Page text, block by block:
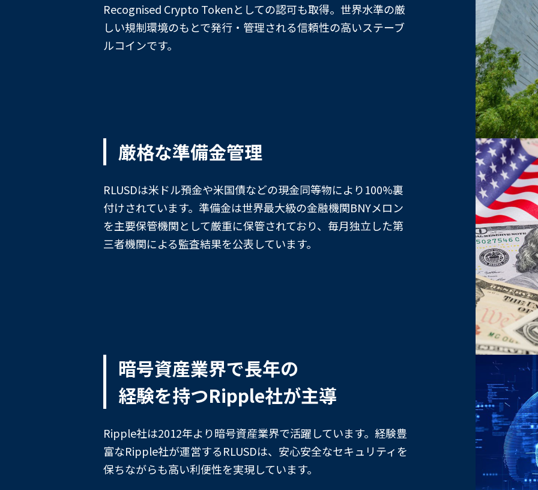
Recognised Crypto Tokenとしての認可も取得。世界水準の厳
しい規制環境のもとで発行・管理される信頼性の高いステーブ
ルコインです。
厳格な準備金管理
RLUSDは米ドル預金や米国債などの現金同等物により100%裏
付けされています。準備金は世界最大級の金融機関BNYメロン
を主要保管機関として厳重に保管されており、毎月独立した第
三者機関による監査結果を公表しています。
暗号資産業界で長年の
経験を持つRipple社が主導
Ripple社は2012年より暗号資産業界で活躍しています。経験豊
富なRipple社が運営するRLUSDは、安心安全なセキュリティを
保ちながらも高い利便性を実現しています。